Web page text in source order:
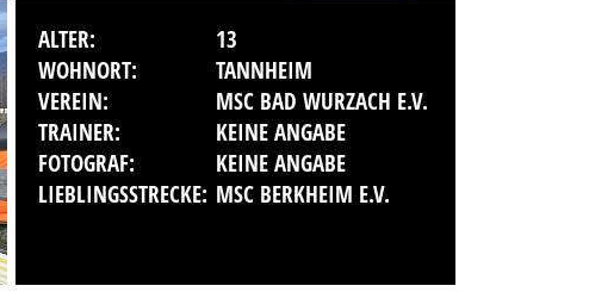
ALTER:
13
WOHNORT:
TANNHEIM
VEREIN:
MSC BAD WURZACH E.V.
TRAINER:
KEINE ANGABE
FOTOGRAF:
KEINE ANGABE
LIEBLINGSSTRECKE: MSC BERKHEIM E.V.